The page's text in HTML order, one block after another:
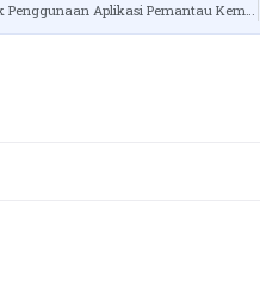
Risiko dan Fakta Di Balik Penggunaan Aplikasi Pemantau Kemenangan